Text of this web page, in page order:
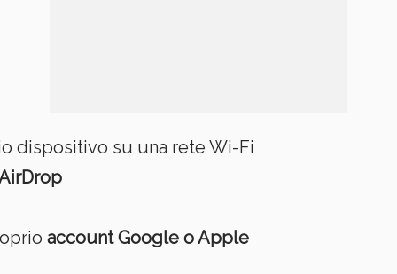
dispositivo su una rete Wi-Fi
account Google o Apple